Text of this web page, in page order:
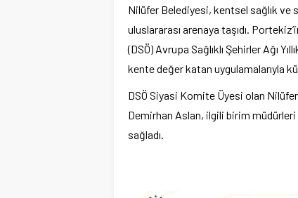
Nilüfer Belediyesi, kentsel sağlık ve
uluslararası arenaya taşıdı.
(DSÖ) Avrupa Sağlıklı Şehirler Ağı
kente değer katan uygulamalarıyla
DSÖ Siyasi Komite Üyesi olan
Demirhan Aslan, ilgili birim
sağladı.